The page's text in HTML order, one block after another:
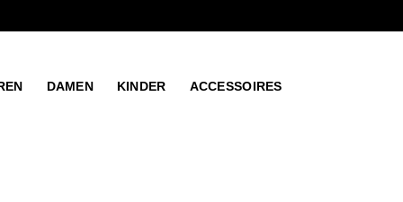
DAMEN KINDER ACCESSOIRES